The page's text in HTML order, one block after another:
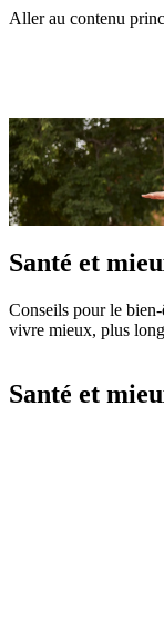
Aller au contenu
Santé et
Conseils pour le
vivre mieux, plus
Santé et